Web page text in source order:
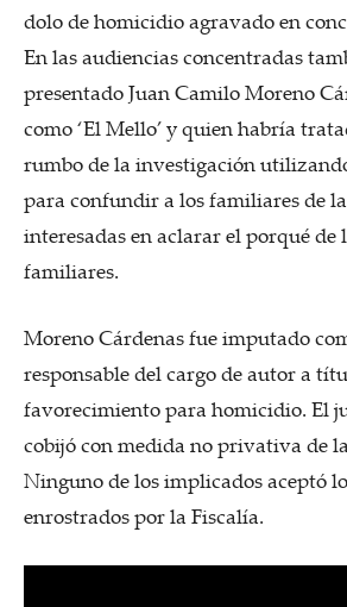
dolo de homicidio agravado en
En las audiencias concentradas
presentado Juan Camilo Moreno
como ‘El Mello’ y quien habría
rumbo de la investigación
para confundir a los familiares de
interesadas en aclarar el porqué de
familiares.
Moreno Cárdenas fue imputado
responsable del cargo de autor a
favorecimiento para homicidio. El
cobijó con medida no privativa de
Ninguno de los implicados aceptó
enrostrados por la Fiscalía.